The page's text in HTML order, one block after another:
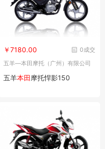
0成交
￥7180.00
五羊—本田摩托（广州）有限公司
五羊本田摩托悍影150